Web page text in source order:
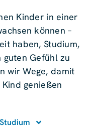
Kinder in einer
können –
haben, Studium,
Gefühl zu
wir Wege, damit
genießen